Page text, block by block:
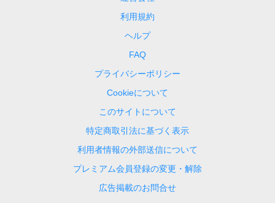
利用規約
ヘルプ
FAQ
プライバシーポリシー
Cookieについて
このサイトについて
特定商取引法に基づく表示
利用者情報の外部送信について
プレミアム会員登録の変更・解除
広告掲載のお問合せ